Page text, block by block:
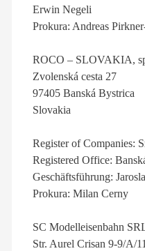
Erwin Negeli
Prokura: Andreas
ROCO – SLOVAKIA,
Zvolenská cesta 27
97405 Banská Bystrica
Slovakia
Register of Companies:
Registered Office:
Geschäftsführung:
Prokura: Milan Cerny
SC Modelleisenbahn
Str. Aurel Crisan 9-9/A/11